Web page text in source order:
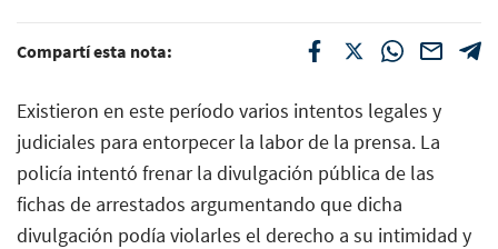
Compartí esta nota:
Existieron en este período varios intentos legales y
judiciales para entorpecer la labor de la prensa. La
policía intentó frenar la divulgación pública de las
fichas de arrestados argumentando que dicha
divulgación podía violarles el derecho a su intimidad y